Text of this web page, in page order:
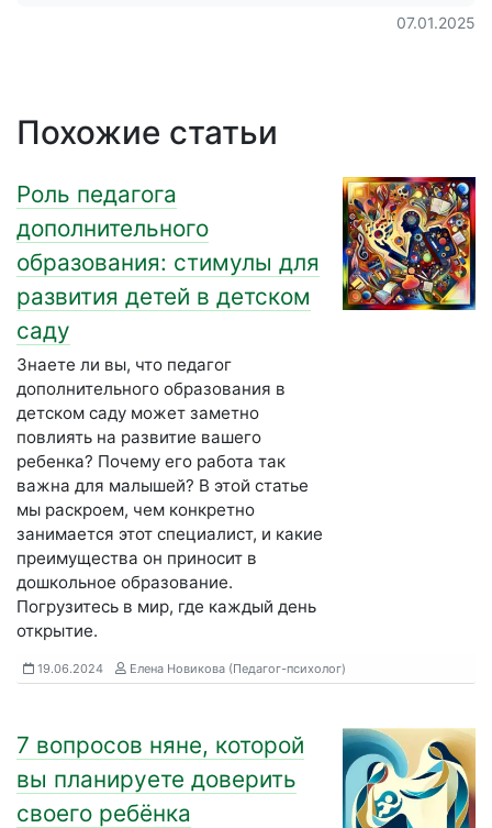
07.01.2025
Похожие статьи
Роль педагога
дополнительного
образования: стимулы для
развития детей в детском
саду
Знаете ли вы, что педагог
дополнительного образования в
детском саду может заметно
повлиять на развитие вашего
ребенка? Почему его работа так
важна для малышей? В этой статье
мы раскроем, чем конкретно
занимается этот специалист, и какие
преимущества он приносит в
дошкольное образование.
Погрузитесь в мир, где каждый день
открытие.
19.06.2024 Елена Новикова (Педагог-психолог)
7 вопросов няне, которой
вы планируете доверить
своего ребёнка